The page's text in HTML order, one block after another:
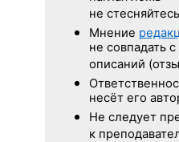
не
Мнение
не совпадать
описаний
несёт его
Не следует
к